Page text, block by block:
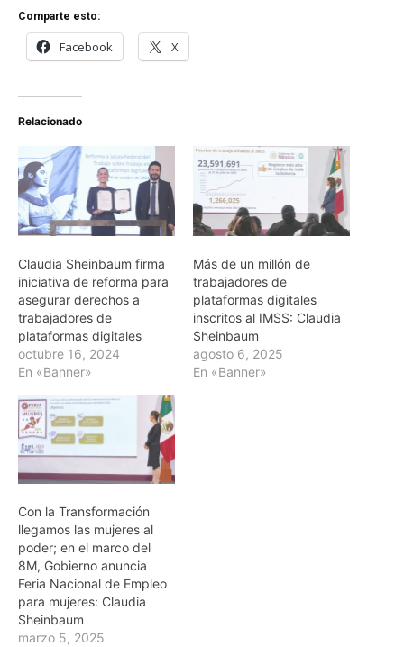
Comparte esto:
Facebook X
Relacionado
Claudia Sheinbaum firma
iniciativa de reforma para
asegurar derechos a
trabajadores de
plataformas digitales
octubre 16, 2024
En «Banner»
Más de un millón de
trabajadores de
plataformas digitales
inscritos al IMSS: Claudia
Sheinbaum
agosto 6, 2025
En «Banner»
Con la Transformación
llegamos las mujeres al
poder; en el marco del
8M, Gobierno anuncia
Feria Nacional de Empleo
para mujeres: Claudia
Sheinbaum
marzo 5, 2025